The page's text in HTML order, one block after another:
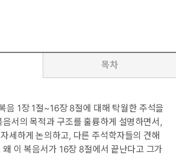
목차
음 1장 1절~16장 8절에 대해 탁월한 주석을
서의 목적과 구조를 훌륭하게 설명하면서,
세하게 논의하고, 다른 주석학자들의 견해
이 복음서가 16장 8절에서 끝난다고 그가